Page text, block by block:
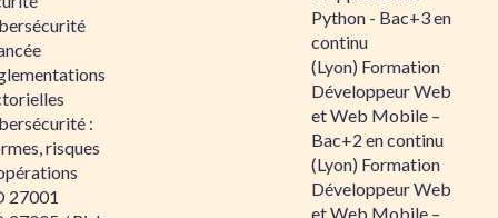
:
risques
27001
Python - Bac+3 en
continu
(Lyon) Formation
Développeur Web
et Web Mobile –
Bac+2 en continu
(Lyon) Formation
Développeur Web
et Web Mobile –